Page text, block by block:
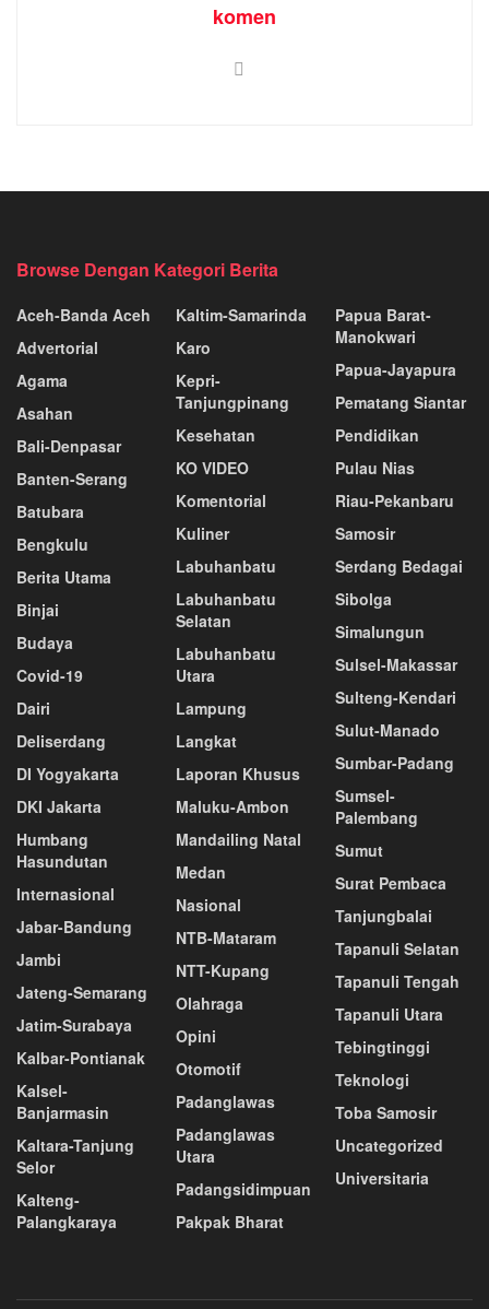
komen
Browse Dengan Kategori Berita
Aceh-Banda Aceh
Advertorial
Agama
Asahan
Bali-Denpasar
Banten-Serang
Batubara
Bengkulu
Berita Utama
Binjai
Budaya
Covid-19
Dairi
Deliserdang
DI Yogyakarta
DKI Jakarta
Humbang
Hasundutan
Internasional
Jabar-Bandung
Jambi
Jateng-Semarang
Jatim-Surabaya
Kalbar-Pontianak
Kalsel-
Banjarmasin
Kaltara-Tanjung
Selor
Kalteng-
Palangkaraya
Kaltim-Samarinda
Karo
Kepri-
Tanjungpinang
Kesehatan
KO VIDEO
Komentorial
Kuliner
Labuhanbatu
Labuhanbatu
Selatan
Labuhanbatu
Utara
Lampung
Langkat
Laporan Khusus
Maluku-Ambon
Mandailing Natal
Medan
Nasional
NTB-Mataram
NTT-Kupang
Olahraga
Opini
Otomotif
Padanglawas
Padanglawas
Utara
Padangsidimpuan
Pakpak Bharat
Papua Barat-
Manokwari
Papua-Jayapura
Pematang Siantar
Pendidikan
Pulau Nias
Riau-Pekanbaru
Samosir
Serdang Bedagai
Sibolga
Simalungun
Sulsel-Makassar
Sulteng-Kendari
Sulut-Manado
Sumbar-Padang
Sumsel-
Palembang
Sumut
Surat Pembaca
Tanjungbalai
Tapanuli Selatan
Tapanuli Tengah
Tapanuli Utara
Tebingtinggi
Teknologi
Toba Samosir
Uncategorized
Universitaria